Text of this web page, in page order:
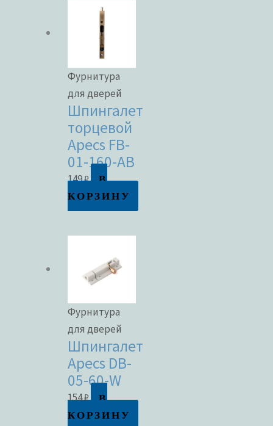
Фурнитура
для дверей
Шпингалет
торцевой
Apecs FB-
01-160-AB
149₽
В
КОРЗИНУ
Фурнитура
для дверей
Шпингалет
Apecs DB-
05-60-W
154₽
В
КОРЗИНУ